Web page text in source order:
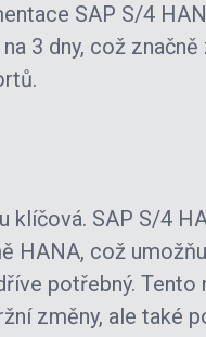
SAP S/4
3 dny, což
klíčová. SAP S/4
HANA, což
potřebný.
změny, ale také